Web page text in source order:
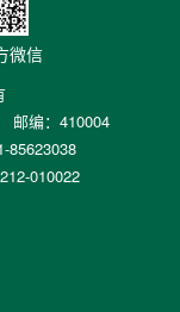
微信
邮编：410004
85623038
010022